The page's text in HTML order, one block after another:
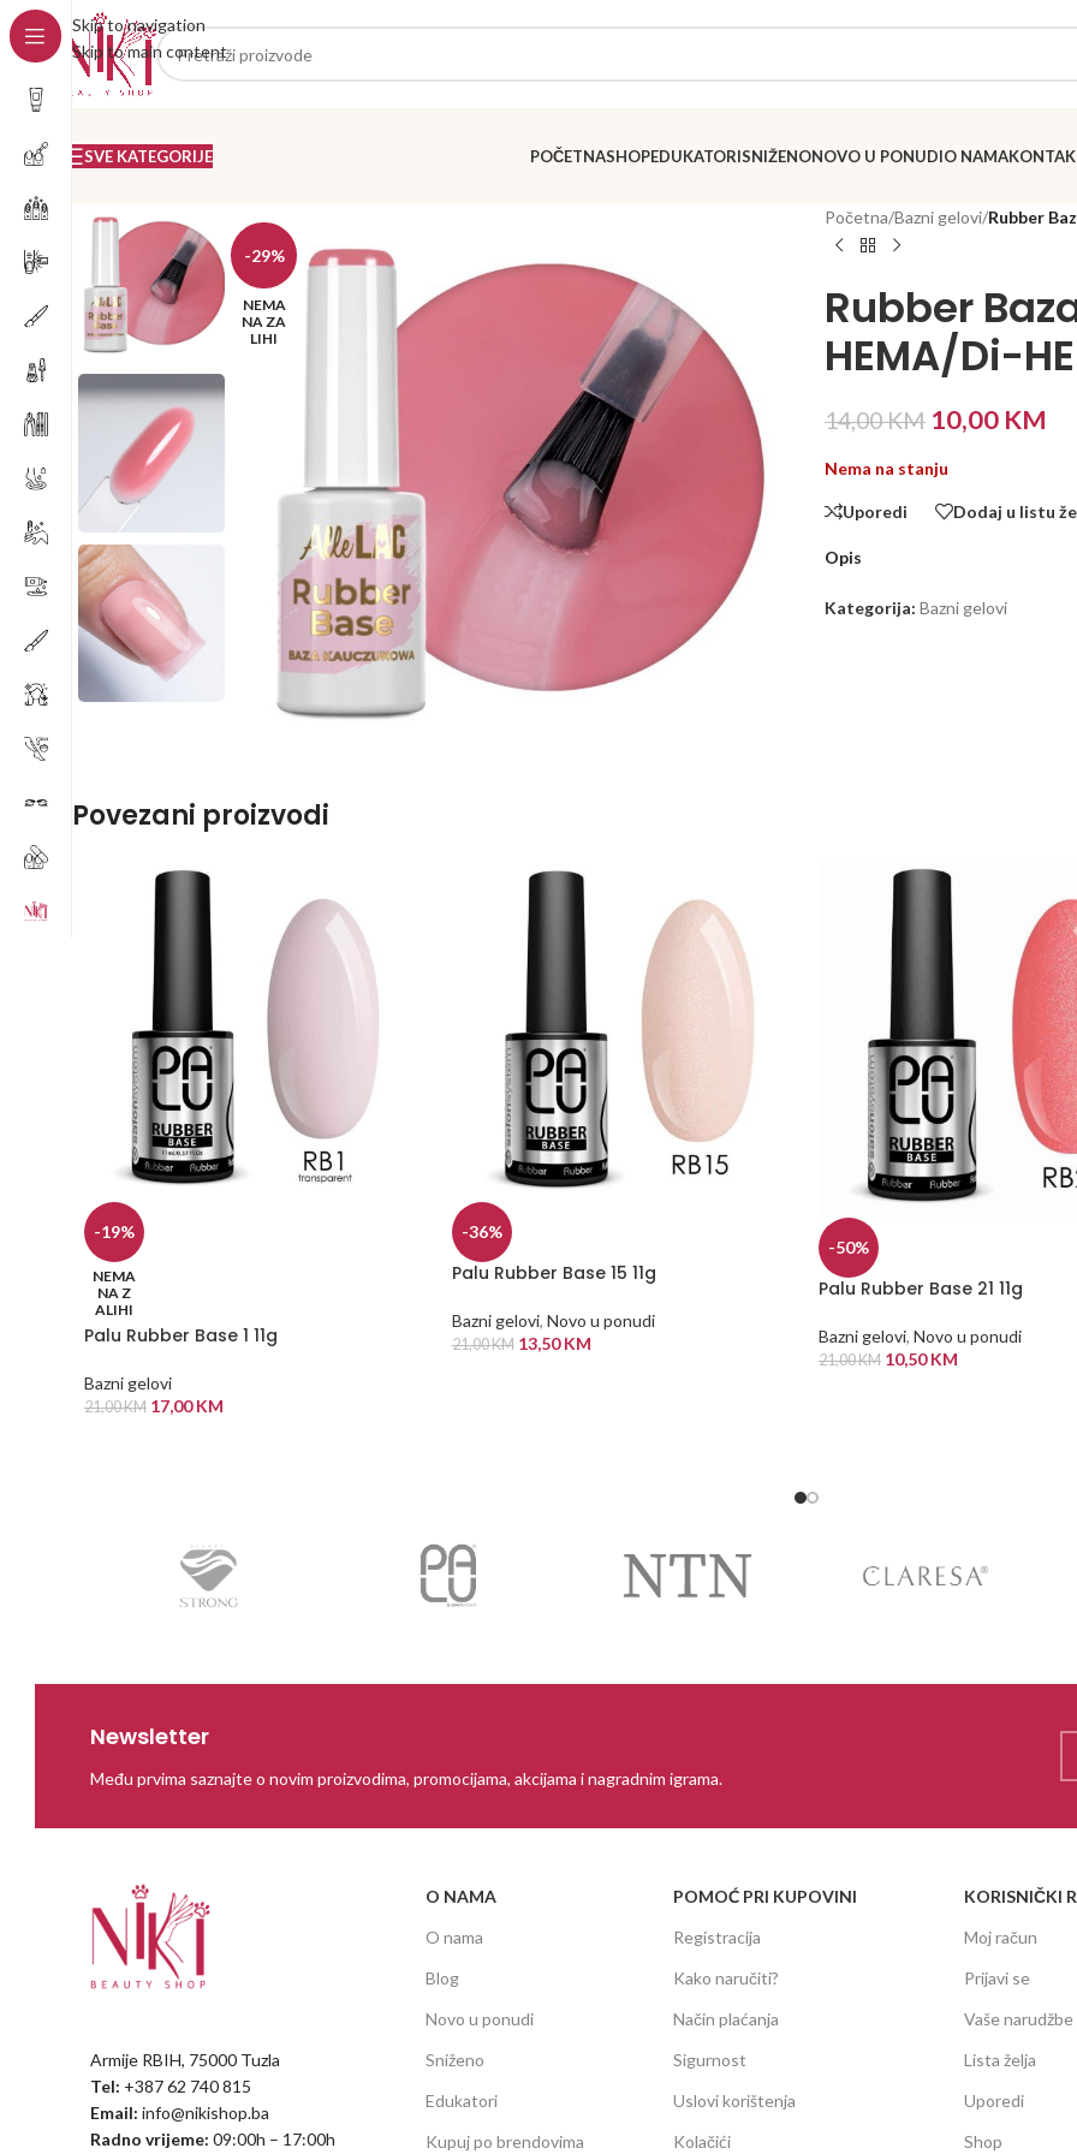
Skip to navigation
Skip to main content
SVE KATEGORIJE POČETNASHOPEDUKATORISNIŽENONOVO U PONUDIO NAMA
-29%
NEMA
NA ZA
LIHI
Početna/Bazni gelovi/Rubber
Rubber
HEMA/Di-
14,00KM 10,00 KM
Nema na stanju
Uporedi Dodaj u listu
Opis
Kategorija: Bazni gelovi
Povezani proizvodi
-19%
NEMA
NA Z
ALIHI
Palu Rubber Base 1 11g
Bazni gelovi
21,00KM 17,00KM
-36%
Palu Rubber Base 15 11g
Bazni gelovi, Novo u ponudi
21,00KM 13,50KM
-50%
Palu Rubber Base 21 11g
Bazni gelovi, Novo u ponudi
21,00KM 10,50KM
Newsletter
Među prvima saznajte o novim proizvodima, promocijama, akcijama i nagradnim igrama.
Armije RBIH, 75000 Tuzla
Tel: +387 62 740 815
Email: info@nikishop.ba
Radno vrijeme: 09:00h – 17:00h
O NAMA
O nama
Blog
Novo u ponudi
Sniženo
Edukatori
Kupuj po brendovima
POMOĆ PRI KUPOVINI
Registracija
Kako naručiti?
Način plaćanja
Sigurnost
Uslovi korištenja
Kolačići
KORISNIČKI
Moj račun
Prijavi se
Vaše narudžbe
Lista želja
Uporedi
Shop